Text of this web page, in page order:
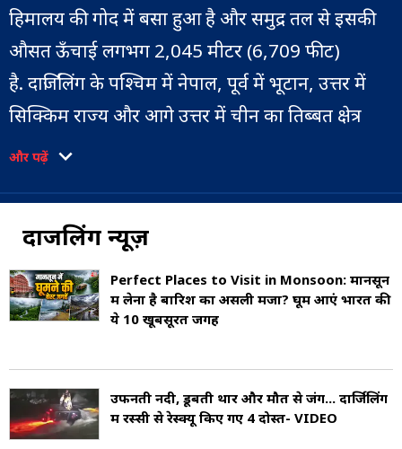
हिमालय की गोद में बसा हुआ है और समुद्र तल से इसकी
औसत ऊँचाई लगभग 2,045 मीटर (6,709 फीट)
है. दार्जिलिंग के पश्चिम में नेपाल, पूर्व में भूटान, उत्तर में
सिक्किम राज्य और आगे उत्तर में चीन का तिब्बत क्षेत्र
स्थित है. दक्षिण दिशा में बांग्लादेश और पश्चिम बंगाल का
से दिखाई देता है.
दार्जिलिंग का इतिहास 19वीं सदी के आरंभ से जुड़ा है. उस
समय भारत पर ईस्ट इंडिया कंपनी का शासन था, और
गर्मियों में विश्राम स्थल (Hill Station) के रूप में
विकसित करने की योजना बनाई. इसके लिए ब्रिटिश
और पढ़ें
दार्जिलिंग न्यूज़
Perfect Places to Visit in Monsoon: मानसून
में लेना है बारिश का असली मजा? घूम आएं भारत की
ये 10 खूबसूरत जगहें
उफनती नदी, डूबती थार और मौत से जंग... दार्जिलिंग
में रस्सी से रेस्क्यू किए गए 4 दोस्त- VIDEO